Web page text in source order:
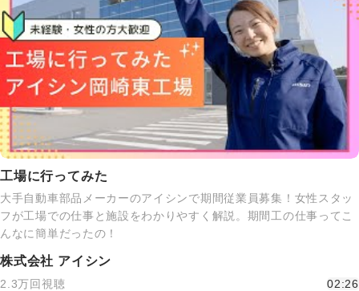
工場に行ってみた
大手自動車部品メーカーのアイシンで期間従業員募集！女性スタッ
フが工場での仕事と施設をわかりやすく解説。期間工の仕事ってこ
んなに簡単だったの！
株式会社 アイシン
2.3万回視聴 02:26